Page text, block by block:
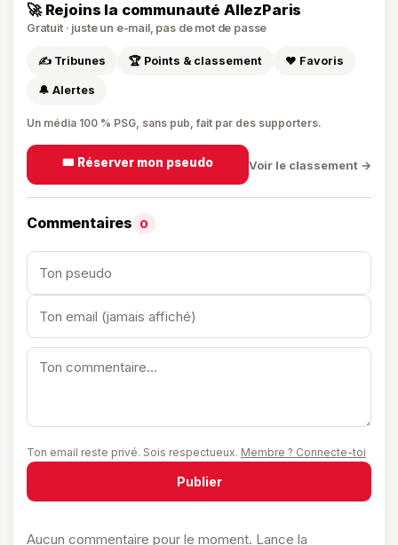
🚀 Rejoins la communauté AllezParis
Gratuit · juste un e-mail, pas de mot de passe
✍️ Tribunes 🏆 Points & classement ❤️ Favoris
🔔 Alertes
Un média 100 % PSG, sans pub, fait par des supporters.
🎟️ Réserver mon pseudo Voir le classement →
Commentaires 0
Ton email reste privé. Sois respectueux. Membre ? Connecte-toi
Publier
Aucun commentaire pour le moment. Lance la